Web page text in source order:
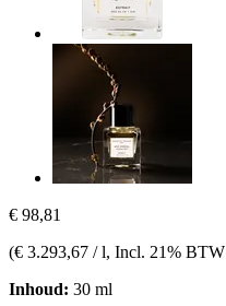
€ 98,81
(€ 3.293,67 / l, Incl. 21% BTW
Inhoud: 30 ml